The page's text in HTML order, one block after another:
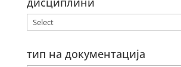
тип на документација